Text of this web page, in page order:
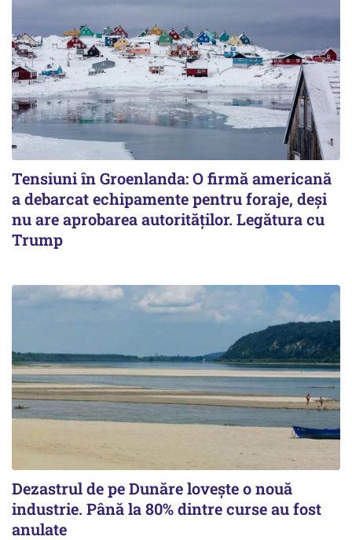
Tensiuni în Groenlanda: O firmă americană
a debarcat echipamente pentru foraje, deși
nu are aprobarea autorităților. Legătura cu
Trump
Dezastrul de pe Dunăre lovește o nouă
industrie. Până la 80% dintre curse au fost
anulate